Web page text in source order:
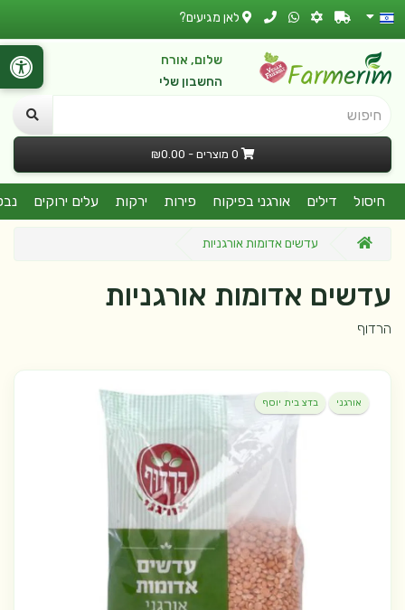
לאן מגיעים?
שלום, אורח
החשבון שלי
חיפוש
0 מוצרים - ₪0.00
חיסול דילים אורגני בפיקוח פירות ירקות עלים ירוקים
עדשים אדומות אורגניות
עדשים אדומות אורגניות
הרדוף
אורגני בדצ בית יוסף